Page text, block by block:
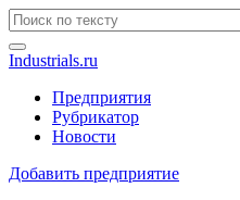
Industrials.ru
Предприятия
Рубрикатор
Новости
Добавить предприятие